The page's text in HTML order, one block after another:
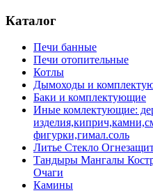
Каталог
Печи банные
Печи отопительные
Котлы
Дымоходы и
Баки и комплектующие
Иные комлектующие:
фигурки,гимал.соль
Литье Стекло
Тандыры Мангалы
Очаги
Камины